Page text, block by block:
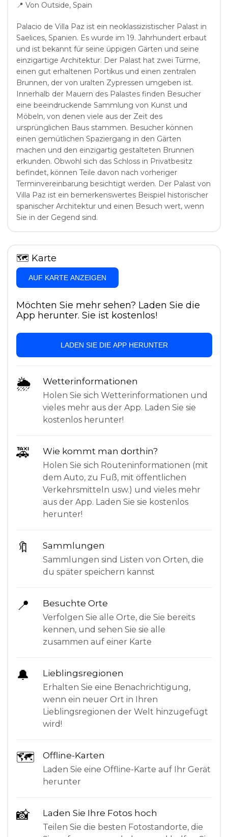
📍 Von Outside, Spain
Palacio de Villa Paz ist ein neoklassizistischer Palast in
Saelices, Spanien. Es wurde im 19. Jahrhundert erbaut
und ist bekannt für seine üppigen Gärten und seine
einzigartige Architektur. Der Palast hat zwei Türme,
einen gut erhaltenen Portikus und einen zentralen
Brunnen, der von uralten Zypressen umgeben ist.
Innerhalb der Mauern des Palastes finden Besucher
eine beeindruckende Sammlung von Kunst und
Möbeln, von denen viele aus der Zeit des
ursprünglichen Baus stammen. Besucher können
einen gemütlichen Spaziergang in den Gärten
machen und den einzigartig gestalteten Brunnen
erkunden. Obwohl sich das Schloss in Privatbesitz
befindet, können Teile davon nach vorheriger
Terminvereinbarung besichtigt werden. Der Palast von
Villa Paz ist ein bemerkenswertes Beispiel historischer
spanischer Architektur und einen Besuch wert, wenn
Sie in der Gegend sind.
🗺 Karte
AUF KARTE ANZEIGEN
Möchten Sie mehr sehen? Laden Sie die
App herunter. Sie ist kostenlos!
LADEN SIE DIE APP HERUNTER
🌦 Wetterinformationen
Holen Sie sich Wetterinformationen und
vieles mehr aus der App. Laden Sie sie
kostenlos herunter!
🚕 Wie kommt man dorthin?
Holen Sie sich Routeninformationen (mit
dem Auto, zu Fuß, mit öffentlichen
Verkehrsmitteln usw.) und vieles mehr
aus der App. Laden Sie sie kostenlos
herunter!
🔖 Sammlungen
Sammlungen sind Listen von Orten, die
du später speichern kannst
📍 Besuchte Orte
Verfolgen Sie alle Orte, die Sie bereits
kennen, und sehen Sie sie alle
zusammen auf einer Karte
🔔 Lieblingsregionen
Erhalten Sie eine Benachrichtigung,
wenn ein neuer Ort in Ihren
Lieblingsregionen der Welt hinzugefügt
wird!
🗺 Offline-Karten
Laden Sie eine Offline-Karte auf Ihr Gerät
herunter
📸 Laden Sie Ihre Fotos hoch
Teilen Sie die besten Fotostandorte, die